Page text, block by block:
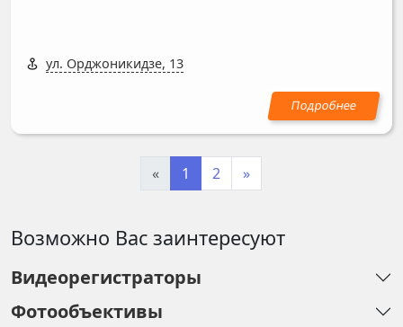
ул. Орджоникидзе, 13
« 1 2 »
Возможно Вас заинтересуют
Видеорегистраторы
Фотообъективы